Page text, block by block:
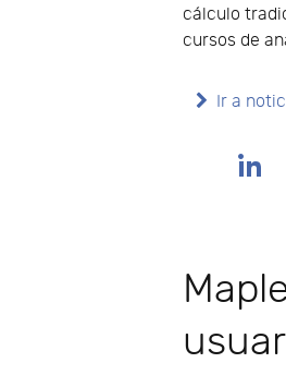
cálculo
cursos de
Ir a